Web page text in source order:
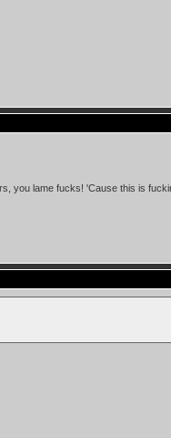
you lame fucks! 'Cause this is